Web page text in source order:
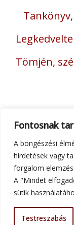
Fontosnak
A böngészési
hirdetések vagy
forgalom
A "Mindet
sütik
Testreszabás
Tömjén,